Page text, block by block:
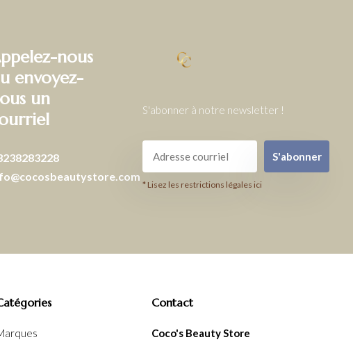
nous
envoyez-
un
S'abonner à notre newsletter !
S'abonner
* Lisez les restrictions légales ici
Contact
Coco's Beauty Store